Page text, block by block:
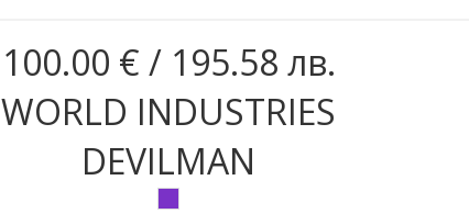
100.00 € / 195.58 лв.
WORLD INDUSTRIES
DEVILMAN